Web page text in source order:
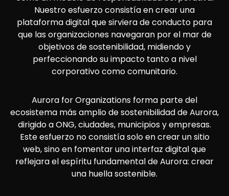
Nuestro esfuerzo consistía en crear una
plataforma digital que sirviera de conducto para
que las organizaciones navegaran por el mar de
objetivos de sostenibilidad, midiendo y
perfeccionando su impacto tanto a nivel
corporativo como comunitario.
Aurora for Organizations forma parte del
ecosistema más amplio de sostenibilidad de Aurora,
dirigido a ONG, ciudades, municipios y empresas.
Este esfuerzo no consistía solo en crear un sitio
web, sino en fomentar una interfaz digital que
reflejara el espíritu fundamental de Aurora: crear
una huella sostenible.